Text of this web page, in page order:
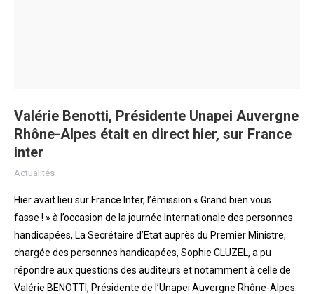
Valérie Benotti, Présidente Unapei Auvergne
Rhône-Alpes était en direct hier, sur France
inter
Actualités
Hier avait lieu sur France Inter, l’émission « Grand bien vous
fasse ! » à l’occasion de la journée Internationale des personnes
handicapées, La Secrétaire d’Etat auprès du Premier Ministre,
chargée des personnes handicapées, Sophie CLUZEL, a pu
répondre aux questions des auditeurs et notamment à celle de
Valérie BENOTTI, Présidente de l’Unapei Auvergne Rhône-Alpes.